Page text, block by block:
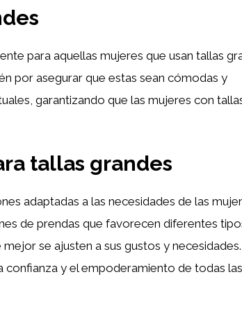
para aquellas mujeres que usan tallas
por asegurar que estas sean cómodas y
garantizando que las mujeres con
tallas grandes
adaptadas a las necesidades de las
de prendas que favorecen diferentes
se ajusten a sus gustos y necesidades.
y el empoderamiento de todas